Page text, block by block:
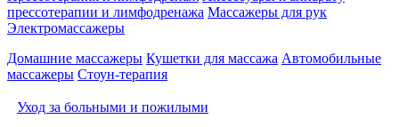
прессотерапии и лимфодренажа Массажеры для рук
Электромассажеры
Домашние массажеры Кушетки для массажа Автомобильные
массажеры Стоун-терапия
Уход за больными и пожилыми